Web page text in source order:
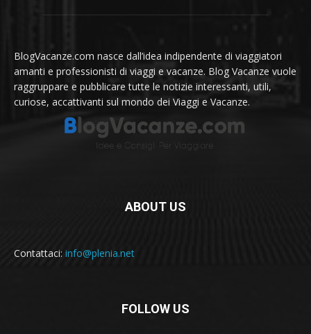
BlogVacanze.com nasce dall’idea indipendente di viaggiatori
amanti e professionisti di viaggi e vacanze. Blog Vacanze vuole
raggruppare e pubblicare tutte le notizie interessanti, utili,
curiose, accattivanti sul mondo dei Viaggi e Vacanze.
ABOUT US
Contattaci: info@plenia.net
FOLLOW US